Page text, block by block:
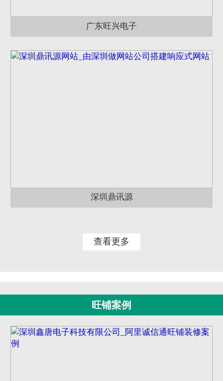
广东旺兴电子
深圳鼎讯源
查看更多
旺铺案例